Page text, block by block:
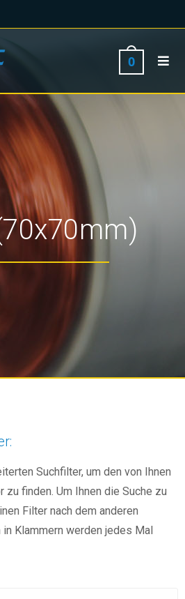
0
Suchfilter, um den von Ihnen
finden. Um Ihnen die Suche zu
Filter nach dem anderen
Klammern werden jedes Mal